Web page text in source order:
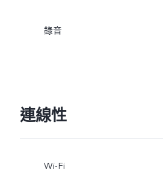
錄音
連線性
Wi-Fi